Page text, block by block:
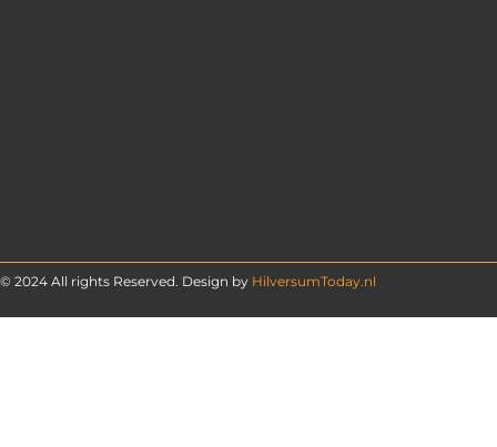
© 2024 All rights Reserved. Design by HilversumToday.nl